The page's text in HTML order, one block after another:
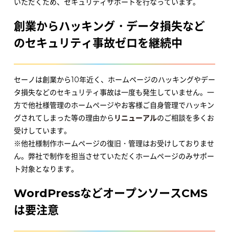
いただくため、セキュリティサポートを行なっています。
創業からハッキング・データ損失など
のセキュリティ事故ゼロを継続中
セーノは創業から10年近く、ホームページのハッキングやデー
タ損失などのセキュリティ事故は一度も発生していません。一
方で他社様管理のホームページやお客様ご自身管理でハッキン
グされてしまった等の理由から リニューアルのご相談を多くお
受けしています。
※他社様制作ホームページの復旧・管理はお受けしておりませ
ん。弊社で制作を担当させていただくホームページのみサポー
ト対象となります。
WordPressなどオープンソースCMS
は要注意